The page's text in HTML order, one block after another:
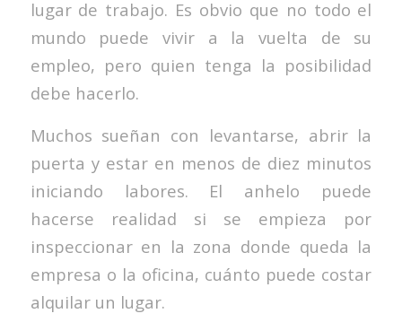
lugar de trabajo. Es obvio que no todo el
mundo puede vivir a la vuelta de su
empleo, pero quien tenga la posibilidad
debe hacerlo.
Muchos sueñan con levantarse, abrir la
puerta y estar en menos de diez minutos
iniciando labores. El anhelo puede
hacerse realidad si se empieza por
inspeccionar en la zona donde queda la
empresa o la oficina, cuánto puede costar
alquilar un lugar.